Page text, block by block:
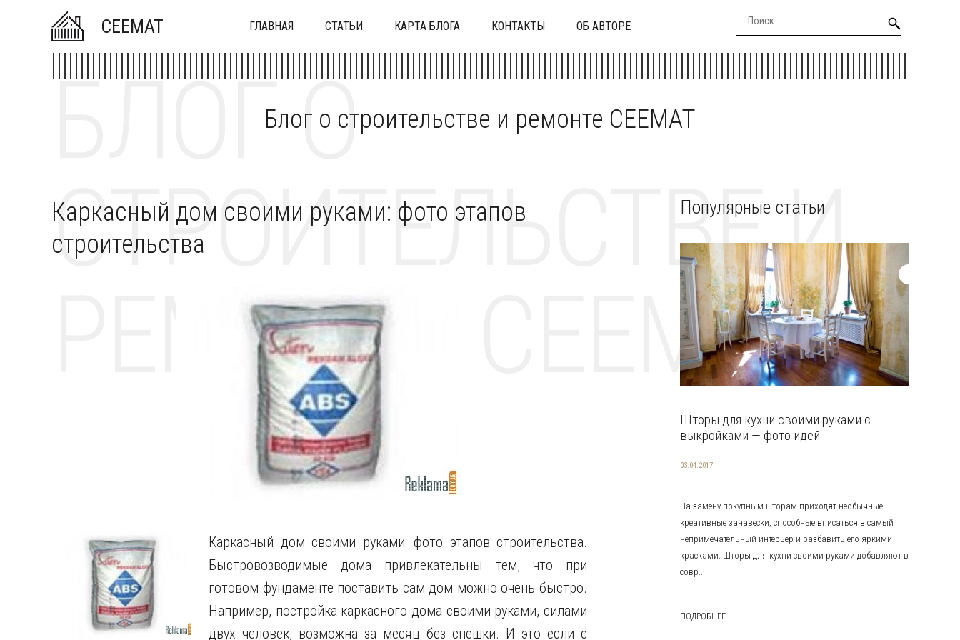
CEEMAT ГЛАВНАЯ СТАТЬИ КАРТА БЛОГА КОНТАКТЫ ОБ АВТОРЕ
Блог о строительстве и ремонте CEEMAT
БЛОГ О
СТРОИТЕЛЬСТВЕ И
РЕМОНТЕ CEEMAT
Каркасный дом своими руками: фото этапов
строительства
Каркасный дом своими руками: фото этапов строительства.
Быстровозводимые дома привлекательны тем, что при
готовом фундаменте поставить сам дом можно очень быстро.
Например, постройка каркасного дома своими руками, силами
двух человек, возможна за месяц без спешки. И это если с
Популярные статьи
Шторы для кухни своими руками с
выкройками — фото идей
03.04.2017
На замену покупным шторам приходят необычные
креативные занавески, способные вписаться в самый
непримечательный интерьер и разбавить его яркими
красками. Шторы для кухни своими руками добавляют в
совр...
ПОДРОБНЕЕ